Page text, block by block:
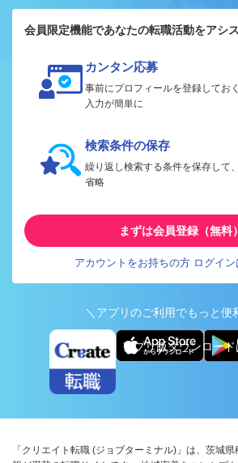
会員限定機能であなたの転職活動をアシ
カンタン応募
事前にプロフィールを登録してお
入力が簡単に
検索条件の保存
繰り返し検索する条件を保存して
省略
まずは会員登録（無料）
アカウントをお持ちの方 ログイン
＼アプリのご利用でもっと便
アプリ版ダウンロー
「クリエイト転職 (ジョブターミナル)」は、茨城